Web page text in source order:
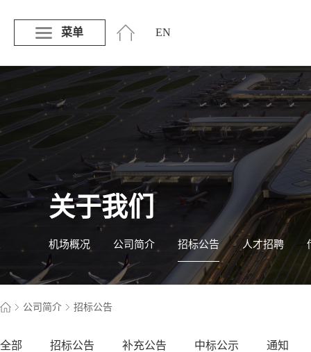
菜单 EN
关于我们
机场概况 公司简介 招标公告 人才招聘
公司简介 招标公告
全部 招标公告 补充公告 中标公示 通知